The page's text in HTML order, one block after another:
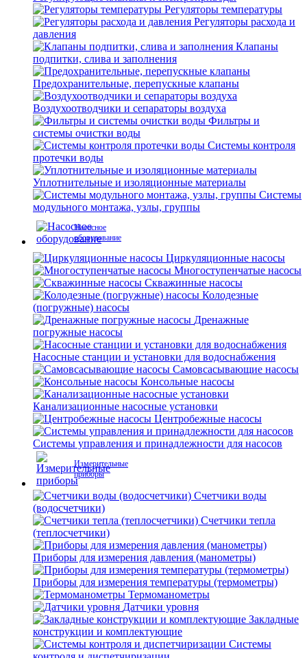
Регуляторы температуры
Регуляторы расхода и
давления
Клапаны
подпитки, слива и заполнения
Предохранительные, перепускные клапаны
Воздухоотводчики и сепараторы воздуха
Фильтры и
системы очистки воды
Системы контроля
протечки воды
Уплотнительные и изоляционные материалы
Системы
модульного монтажа, узлы, группы
Насосное
оборудование
Циркуляционные насосы
Многоступенчатые насосы
Скважинные насосы
Колодезные
(погружные) насосы
Дренажные
погружные насосы
Насосные станции и установки для водоснабжения
Самовсасывающие насосы
Консольные насосы
Канализационные насосные установки
Центробежные насосы
Системы управления и принадлежности для насосов
Измерительные
приборы
Счетчики воды
(водосчетчики)
Счетчики тепла
(теплосчетчики)
Приборы для измерения давления (манометры)
Приборы для измерения температуры (термометры)
Термоманометры
Датчики уровня
Закладные
конструкции и комплектующие
Системы